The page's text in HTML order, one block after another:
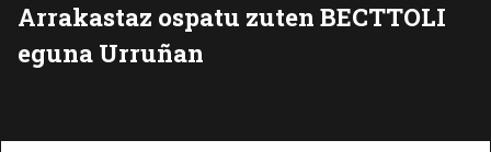
Arrakastaz ospatu zuten BECTTOLI
eguna Urruñan